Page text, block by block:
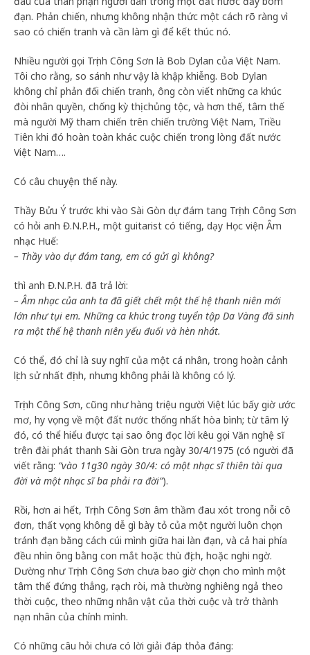
đạn. Phản chiến, nhưng không nhận thức một cách rõ ràng vì
sao có chiến tranh và cần làm gì để kết thúc nó.
Nhiều người gọi Trịnh Công Sơn là Bob Dylan của Việt Nam.
Tôi cho rằng, so sánh như vậy là khập khiễng. Bob Dylan
không chỉ phản đối chiến tranh, ông còn viết những ca khúc
đòi nhân quyền, chống kỳ thị chủng tộc, và hơn thế, tâm thế
mà người Mỹ tham chiến trên chiến trường Việt Nam, Triều
Tiên khi đó hoàn toàn khác cuộc chiến trong lòng đất nước
Việt Nam….
Có câu chuyện thế này.
Thầy Bửu Ý trước khi vào Sài Gòn dự đám tang Trịnh Công Sơn
có hỏi anh Đ.N.P.H., một guitarist có tiếng, dạy Học viện Âm
nhạc Huế:
– Thầy vào dự đám tang, em có gửi gì không?
thì anh Đ.N.P.H. đã trả lời:
– Âm nhạc của anh ta đã giết chết một thế hệ thanh niên mới
lớn như tụi em. Những ca khúc trong tuyển tập Da Vàng đã sinh
ra một thế hệ thanh niên yếu đuối và hèn nhát.
Có thể, đó chỉ là suy nghĩ của một cá nhân, trong hoàn cảnh
lịch sử nhất định, nhưng không phải là không có lý.
Trịnh Công Sơn, cũng như hàng triệu người Việt lúc bấy giờ ước
mơ, hy vọng về một đất nước thống nhất hòa bình; từ tâm lý
đó, có thể hiểu được tại sao ông đọc lời kêu gọi Văn nghệ sĩ
trên đài phát thanh Sài Gòn trưa ngày 30/4/1975 (có người đã
viết rằng: “vào 11g30 ngày 30/4: có một nhạc sĩ thiên tài qua
đời và một nhạc sĩ ba phải ra đời”).
Rồi, hơn ai hết, Trịnh Công Sơn âm thầm đau xót trong nỗi cô
đơn, thất vọng không dễ gì bày tỏ của một người luôn chọn
tránh đạn bằng cách cúi mình giữa hai làn đạn, và cả hai phía
đều nhìn ông bằng con mắt hoặc thù địch, hoặc nghi ngờ.
Dường như Trịnh Công Sơn chưa bao giờ chọn cho mình một
tâm thế đứng thẳng, rạch ròi, mà thường nghiêng ngả theo
thời cuộc, theo những nhân vật của thời cuộc và trở thành
nạn nhân của chính mình.
Có những câu hỏi chưa có lời giải đáp thỏa đáng: